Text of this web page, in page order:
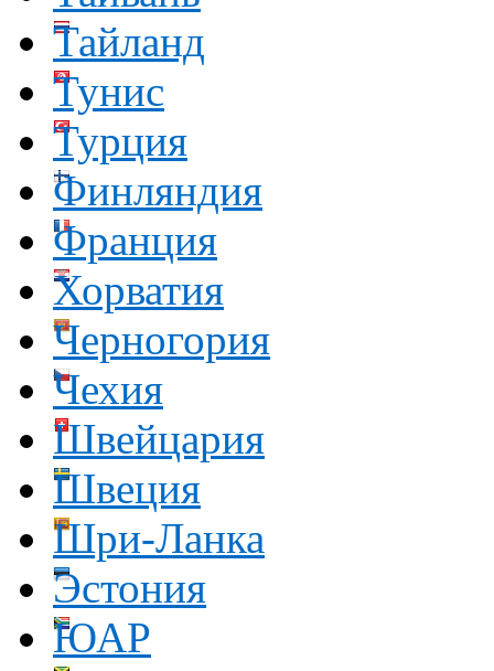
Тайланд
Тунис
Турция
Финляндия
Франция
Хорватия
Черногория
Чехия
Швейцария
Швеция
Шри-Ланка
Эстония
ЮАР